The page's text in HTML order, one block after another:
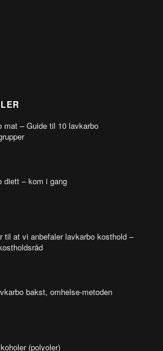
mat – Guide til 10 lavkarbo
diett – kom i gang
til at vi anbefaler lavkarbo kosthold –
bakst, omhelse-metoden
(polyoler)